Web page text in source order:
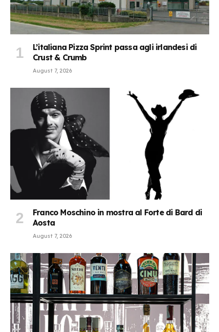
L’italiana Pizza Sprint passa agli irlandesi di
Crust & Crumb
August 7, 2026
Franco Moschino in mostra al Forte di Bard di
Aosta
August 7, 2026